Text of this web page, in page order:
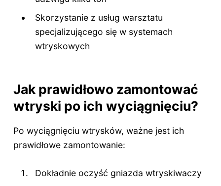
Skorzystanie z usług warsztatu
specjalizującego się w systemach
wtryskowych
Jak prawidłowo zamontować
wtryski po ich wyciągnięciu?
Po wyciągnięciu wtrysków, ważne jest ich
prawidłowe zamontowanie:
Dokładnie oczyść gniazda wtryskiwaczy